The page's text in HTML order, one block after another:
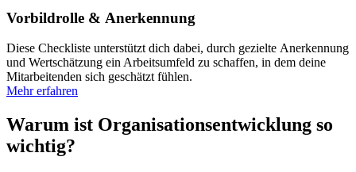
Vorbildrolle & Anerkennung
Diese Checkliste unterstützt dich dabei, durch gezielte Anerkennung
und Wertschätzung ein Arbeitsumfeld zu schaffen, in dem deine
Mitarbeitenden sich geschätzt fühlen.
Mehr erfahren
Warum ist Organisations­entwicklung so
wichtig?